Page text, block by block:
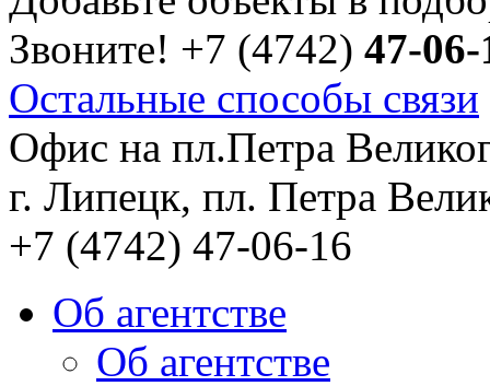
Звоните! +7 (4742) 47-06-
Остальные способы связи
Офис на пл.Петра
г. Липецк, пл. Петра
+7 (4742) 47-06-16
Об агентстве
Об агентстве